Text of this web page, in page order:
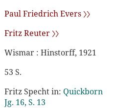
Paul Friedrich Evers 〉〉
Fritz Reuter 〉〉
Wismar : Hinstorff, 1921
53 S.
Fritz Specht in: Quickborn
Jg. 16, S. 13